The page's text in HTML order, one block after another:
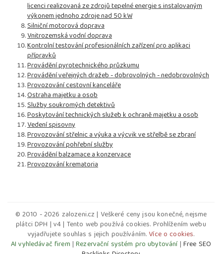
licenci realizovaná ze zdrojů tepelné energie s instalovaným
výkonem jednoho zdroje nad 50 kW
Silniční motorová doprava
Vnitrozemská vodní doprava
Kontrolní testování profesionálních zařízení pro aplikaci
přípravků
Provádění pyrotechnického průzkumu
Provádění veřejných dražeb - dobrovolných - nedobrovolných
Provozování cestovní kanceláře
Ostraha majetku a osob
Služby soukromých detektivů
Poskytování technických služeb k ochraně majetku a osob
Vedení spisovny
Provozování střelnic a výuka a výcvik ve střelbě se zbraní
Provozování pohřební služby
Provádění balzamace a konzervace
Provozování krematoria
© 2010 - 2026 zalozeni.cz | Veškeré ceny jsou konečné, nejsme
plátci DPH | v4 | Tento web používá cookies. Prohlížením webu
vyjadřujete souhlas s jejich používáním. Více o cookies.
AI vyhledávač firem |Rezervační systém pro ubytování| Free SEO